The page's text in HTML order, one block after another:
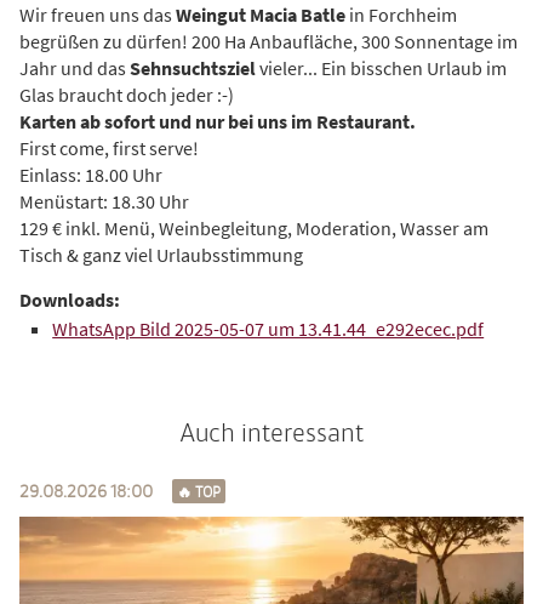
Wir freuen uns dasWeingut Macia Batle in Forchheim
begrüßen zu dürfen! 200 Ha Anbaufläche, 300 Sonnentage im
Jahr und dasSehnsuchtszielvieler... Ein bisschen Urlaub im
Glas braucht doch jeder :-)
Karten ab sofort und nur bei uns im Restaurant.
First come, first serve!
Einlass: 18.00 Uhr
Menüstart: 18.30 Uhr
129 € inkl. Menü, Weinbegleitung, Moderation, Wasser am
Tisch & ganz viel Urlaubsstimmung
WhatsApp Bild 2025-05-07 um 13.41.44_e292ecec.pdf
Auch interessant
29.08.2026 18:00